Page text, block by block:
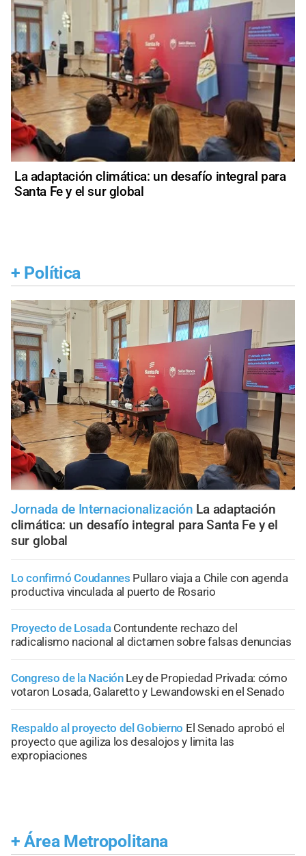
La adaptación climática: un desafío integral para
Santa Fe y el sur global
+ Política
Jornada de Internacionalización La adaptación
climática: un desafío integral para Santa Fe y el
sur global
Lo confirmó Coudannes Pullaro viaja a Chile con agenda
productiva vinculada al puerto de Rosario
Proyecto de Losada Contundente rechazo del
radicalismo nacional al dictamen sobre falsas denuncias
Congreso de la Nación Ley de Propiedad Privada: cómo
votaron Losada, Galaretto y Lewandowski en el Senado
Respaldo al proyecto del Gobierno El Senado aprobó el
proyecto que agiliza los desalojos y limita las
expropiaciones
+ Área Metropolitana